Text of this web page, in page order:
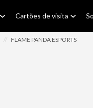
Cartões de visita
// FLAME PANDA ESPORTS